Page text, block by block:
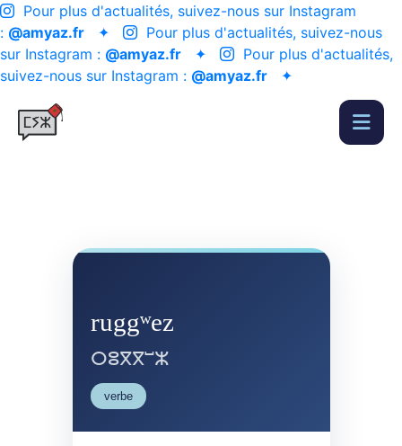
Pour plus d'actualités, suivez-nous sur Instagram
: @amyaz.fr ✦
Pour plus d'actualités, suivez-nous
sur Instagram : @amyaz.fr ✦
Pour plus d'actualités,
suivez-nous sur Instagram : @amyaz.fr ✦
ruggʷez
ⵔⵓⴳⴳⵯⵣ
verbe